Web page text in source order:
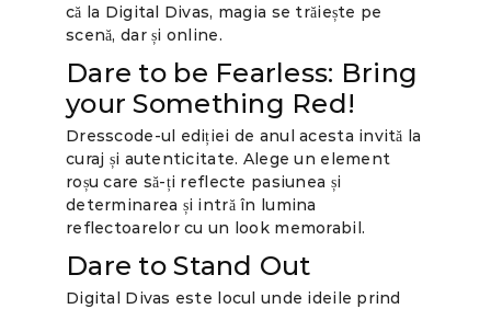
că la Digital Divas, magia se trăiește pe
scenă, dar și online.
Dare to be Fearless: Bring
your Something Red!
Dresscode-ul ediției de anul acesta invită la
curaj și autenticitate. Alege un element
roșu care să-ți reflecte pasiunea și
determinarea și intră în lumina
reflectoarelor cu un look memorabil.
Dare to Stand Out
Digital Divas este locul unde ideile prind